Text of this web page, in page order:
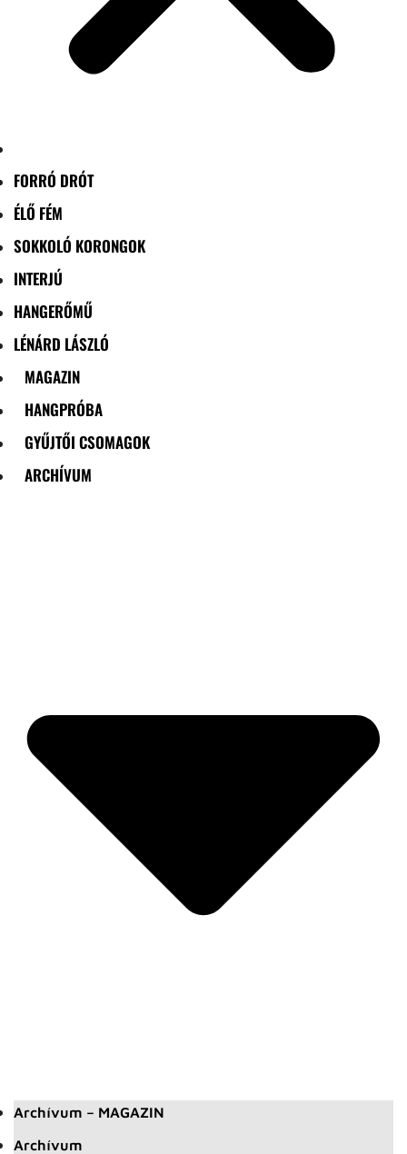
FORRÓ DRÓT
ÉLŐ FÉM
SOKKOLÓ KORONGOK
INTERJÚ
HANGERŐMŰ
LÉNÁRD LÁSZLÓ
MAGAZIN
HANGPRÓBA
GYŰJTŐI CSOMAGOK
ARCHÍVUM
Archívum – MAGAZIN
Archívum